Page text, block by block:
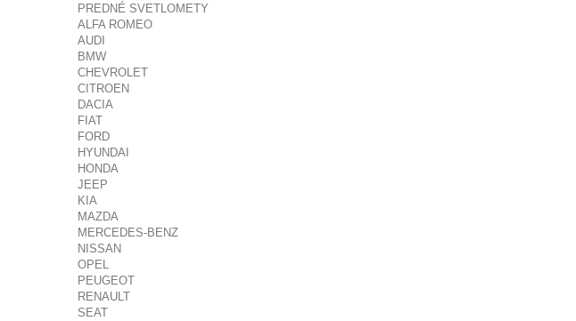
PREDNÉ SVETLOMETY
ALFA ROMEO
AUDI
BMW
CHEVROLET
CITROEN
DACIA
FIAT
FORD
HYUNDAI
HONDA
JEEP
KIA
MAZDA
MERCEDES-BENZ
NISSAN
OPEL
PEUGEOT
RENAULT
SEAT